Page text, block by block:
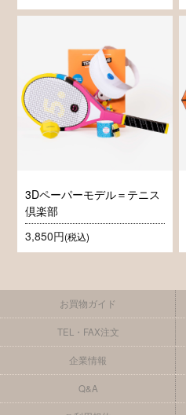
3Dペーパーモデル＝テニス
倶楽部
3,850円(税込)
お買物ガイド
TEL・FAX注文
企業情報
Q&A